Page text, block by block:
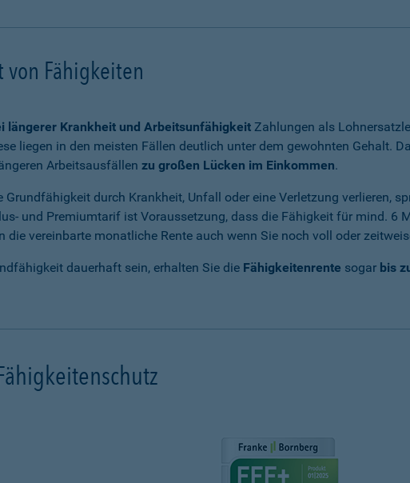
von Fähigkeiten
längerer Krankheit und Arbeitsunfähigkeit Zahlungen als
liegen in den meisten Fällen deutlich unter dem gewohnten Gehalt.
Arbeitsausfällen zu großen Lücken im Einkommen.
Grundfähigkeit durch Krankheit, Unfall oder eine Verletzung verlieren,
und Premiumtarif ist Voraussetzung, dass die Fähigkeit für mind.
die vereinbarte monatliche Rente auch wenn Sie noch voll oder
dauerhaft sein, erhalten Sie die Fähigkeitenrente sogar bis